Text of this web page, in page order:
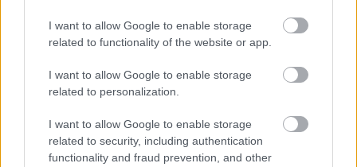
I want to allow Google to enable storage
related to functionality of the website or app.
I want to allow Google to enable storage
related to personalization.
I want to allow Google to enable storage
related to security, including authentication
functionality and fraud prevention, and other
Πέρα από τη Λισαβόνα: 10 μαγευτικοί προορισμοί
της Πορτογαλίας
Το καλά κρυμμένο μυστικό της Κρήτης: Το φαράγγι
των Αγίων και η μαγευτική παραλία στο Λιβυκό